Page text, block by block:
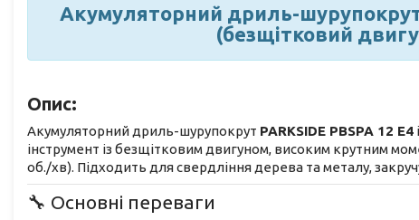
Акумуляторний дриль-шурупокрут
(безщітковий
Опис:
Акумуляторний дриль-шурупокрут PARKSIDE PBSPA 12 E4
інструмент із безщітковим двигуном, високим крутним
об./хв). Підходить для свердління дерева та металу,
🔧 Основні переваги